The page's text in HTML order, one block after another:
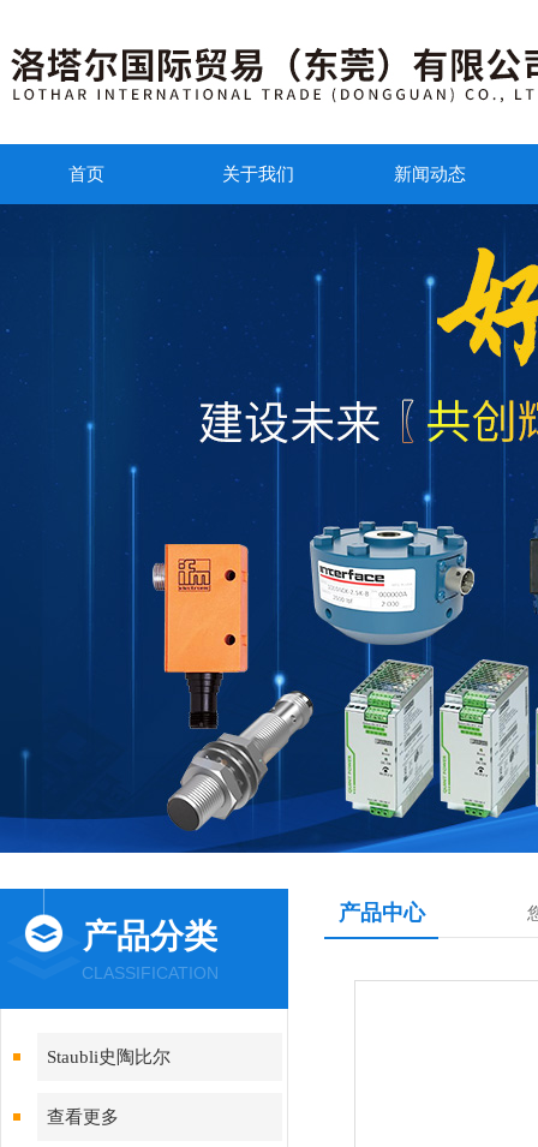
首页 关于我们 新闻动态
产品分类
CLASSIFICATION
Staubli史陶比尔
查看更多
产品中心